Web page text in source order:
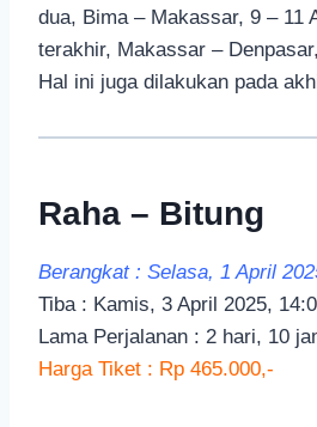
dua, Bima – Makassar, 9 – 11
terakhir, Makassar –
Hal ini juga dilakukan pada
Raha – Bitung
Berangkat : Selasa, 1 April
Tiba : Kamis, 3 April 2025,
Lama Perjalanan : 2 hari, 10
Harga Tiket : Rp 465.000,-